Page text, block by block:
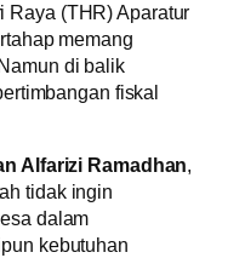
Raya (THR) Aparatur
memang
di balik
fiskal
Alfarizi Ramadhan,
tidak ingin
dalam
kebutuhan